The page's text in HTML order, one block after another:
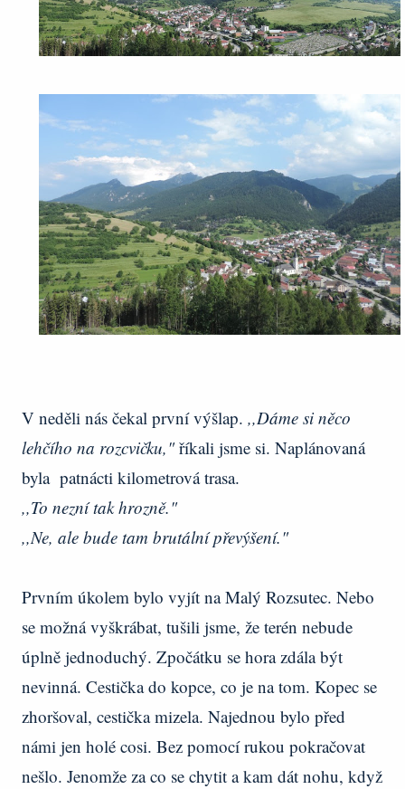
V neděli nás čekal první výšlap. ,,Dáme si něco
lehčího na rozcvičku,"říkali jsme si. Naplánovaná
byla patnácti kilometrová trasa.
,,To nezní tak hrozně."
,,Ne, ale bude tam brutální převýšení."
Prvním úkolem bylo vyjít na Malý Rozsutec. Nebo
se možná vyškrábat, tušili jsme, že terén nebude
úplně jednoduchý. Zpočátku se hora zdála být
nevinná. Cestička do kopce, co je na tom. Kopec se
zhoršoval, cestička mizela. Najednou bylo před
námi jen holé cosi. Bez pomocí rukou pokračovat
nešlo. Jenomže za co se chytit a kam dát nohu, když